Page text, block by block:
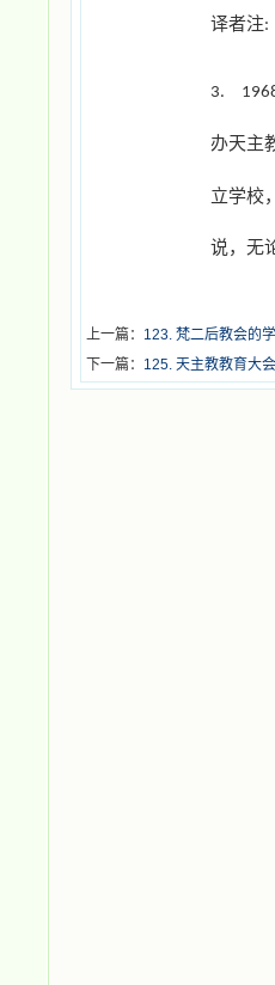
译者注:
3.
办天主
立学校
说，无
上一篇： 123. 梵二后教会的
下一篇： 125. 天主教教育大